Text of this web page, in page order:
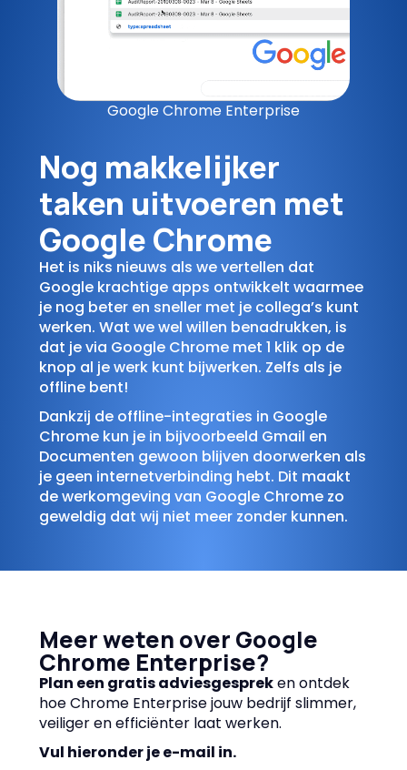
Nog makkelijker
taken uitvoeren met
Google Chrome
Het is niks nieuws als we vertellen dat
Google krachtige apps ontwikkelt waarmee
je nog beter en sneller met je collega’s kunt
werken. Wat we wel willen benadrukken, is
dat je via Google Chrome met 1 klik op de
knop al je werk kunt bijwerken. Zelfs als je
offline bent!
Dankzij de offline-integraties in Google
Chrome kun je in bijvoorbeeld Gmail en
Documenten gewoon blijven doorwerken als
je geen internetverbinding hebt. Dit maakt
de werkomgeving van Google Chrome zo
geweldig dat wij niet meer zonder kunnen.
Google Chrome Enterprise
Meer weten over Google
Chrome Enterprise?
Plan een gratis adviesgespreken ontdek
hoe Chrome Enterprise jouw bedrijf slimmer,
veiliger en efficiënter laat werken.
Vul hieronder je e-mail in.